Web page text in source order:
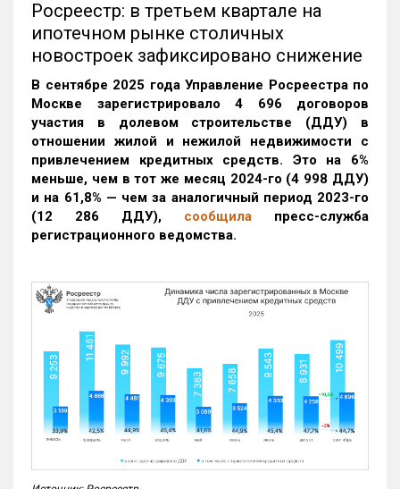
Росреестр: в третьем квартале на
ипотечном рынке столичных
новостроек зафиксировано снижение
В сентябре 2025 года Управление Росреестра по
Москве зарегистрировало 4 696 договоров
участия в долевом строительстве (ДДУ) в
отношении жилой и нежилой недвижимости с
привлечением кредитных средств. Это на 6%
меньше, чем в тот же месяц 2024-го (4 998 ДДУ)
и на 61,8% — чем за аналогичный период 2023-го
(12 286 ДДУ), сообщила пресс-служба
регистрационного ведомства.